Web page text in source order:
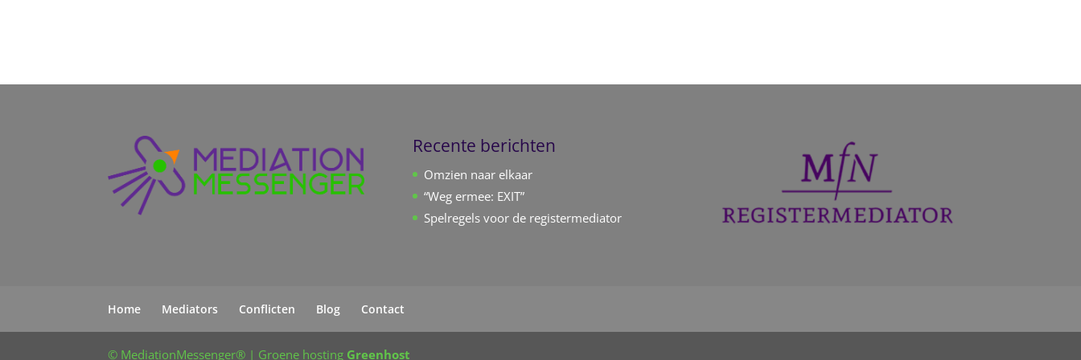
Recente berichten
Omzien naar elkaar
“Weg ermee: EXIT”
Spelregels voor de registermediator
Home Mediators Conflicten Blog Contact
© MediationMessenger® | Groene hosting Greenhost